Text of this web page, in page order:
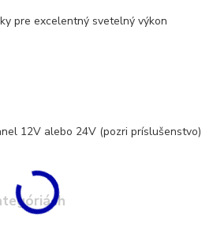
pre excelentný svetelný výkon
12V alebo 24V (pozri príslušenstvo)